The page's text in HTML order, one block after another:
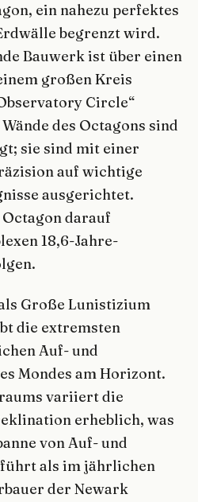
ein nahezu perfektes
begrenzt wird.
Bauwerk ist über einen
großen Kreis
Circle“
des Octagons sind
sie sind mit einer
auf wichtige
ausgerichtet.
darauf
18,6-Jahre-
Große Lunistizium
die extremsten
Auf- und
Mondes am Horizont.
variiert die
erheblich, was
von Auf- und
als im jährlichen
der Newark